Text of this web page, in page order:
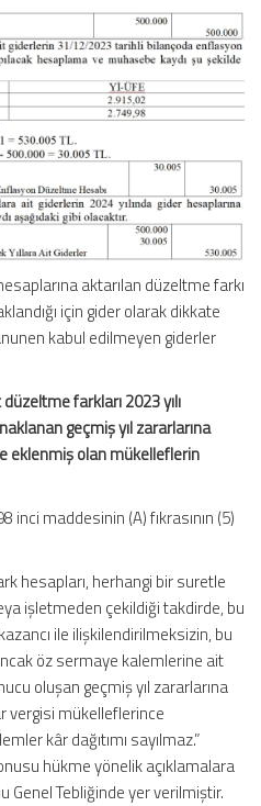
aktarılan düzeltme farkı
için gider olarak dikkate
kabul edilmeyen giderler
farkları 2023 yılı
geçmiş yıl zararlarına
eklenmiş olan mükelleflerin
inci maddesinin (A) fıkrasının (5)
hesapları, herhangi bir suretle
işletmeden çekildiği takdirde, bu
ile ilişkilendirilmeksizin, bu
öz sermaye kalemlerine ait
oluşan geçmiş yıl zararlarına
vergisi mükelleflerince
kâr dağıtımı sayılmaz.”
hükme yönelik açıklamalara
Genel Tebliğinde yer verilmiştir.